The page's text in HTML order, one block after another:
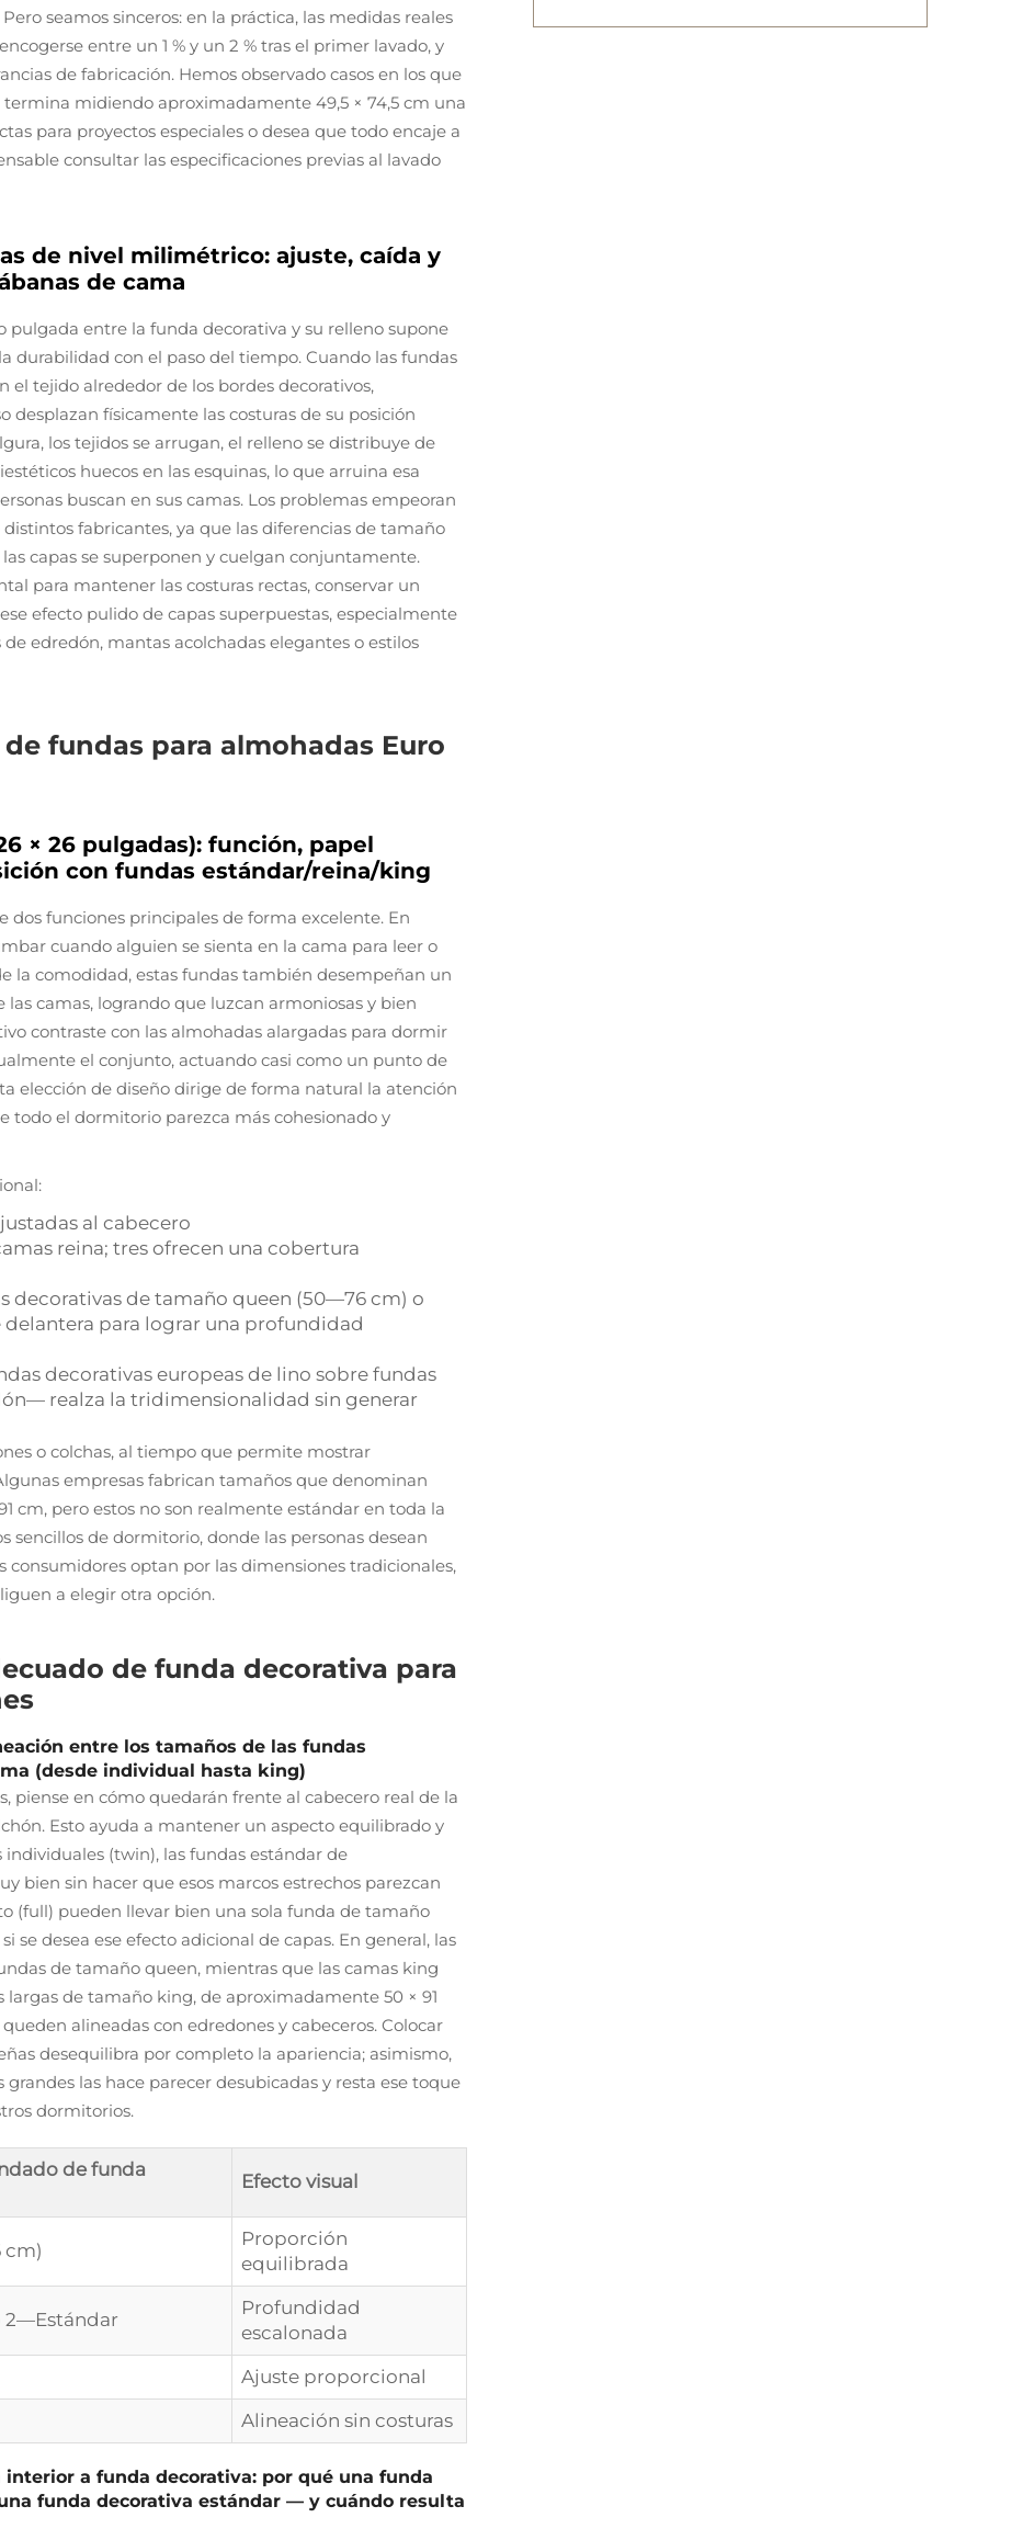
seamos sinceros: en la práctica, las medidas reales
entre un 1 % y un 2 % tras el primer lavado, y
de fabricación. Hemos observado casos en los que
midiendo aproximadamente 49,5 × 74,5 cm una
para proyectos especiales o desea que todo encaje a
consultar las especificaciones previas al lavado
de nivel milimétrico: ajuste, caída y
de cama
entre la funda decorativa y su relleno supone
durabilidad con el paso del tiempo. Cuando las fundas
el tejido alrededor de los bordes decorativos,
desplazan físicamente las costuras de su posición
los tejidos se arrugan, el relleno se distribuye de
huecos en las esquinas, lo que arruina esa
buscan en sus camas. Los problemas empeoran
fabricantes, ya que las diferencias de tamaño
capas se superponen y cuelgan conjuntamente.
para mantener las costuras rectas, conservar un
efecto pulido de capas superpuestas, especialmente
edredón, mantas acolchadas elegantes o estilos
fundas para almohadas Euro
× 26 pulgadas): función, papel
con fundas estándar/reina/king
dos funciones principales de forma excelente. En
cuando alguien se sienta en la cama para leer o
la comodidad, estas fundas también desempeñan un
camas, logrando que luzcan armoniosas y bien
contraste con las almohadas alargadas para dormir
el conjunto, actuando casi como un punto de
elección de diseño dirige de forma natural la atención
todo el dormitorio parezca más cohesionado y
al cabecero
reina; tres ofrecen una cobertura
decorativas de tamaño queen (50—76 cm) o
para lograr una profundidad
decorativas europeas de lino sobre fundas
realza la tridimensionalidad sin generar
o colchas, al tiempo que permite mostrar
empresas fabrican tamaños que denominan
cm, pero estos no son realmente estándar en toda la
sencillos de dormitorio, donde las personas desean
optan por las dimensiones tradicionales,
a elegir otra opción.
de funda decorativa para
entre los tamaños de las fundas
(desde individual hasta king)
piense en cómo quedarán frente al cabecero real de la
Esto ayuda a mantener un aspecto equilibrado y
(twin), las fundas estándar de
bien sin hacer que esos marcos estrechos parezcan
(full) pueden llevar bien una sola funda de tamaño
se desea ese efecto adicional de capas. En general, las
de tamaño queen, mientras que las camas king
de tamaño king, de aproximadamente 50 × 91
alineadas con edredones y cabeceros. Colocar
desequilibra por completo la apariencia; asimismo,
las hace parecer desubicadas y resta ese toque
dormitorios.
de funda
Efecto visual
cm)
Proporción
equilibrada
2—Estándar
Profundidad
escalonada
Ajuste proporcional
Alineación sin costuras
a funda decorativa: por qué una funda
funda decorativa estándar — y cuándo resulta